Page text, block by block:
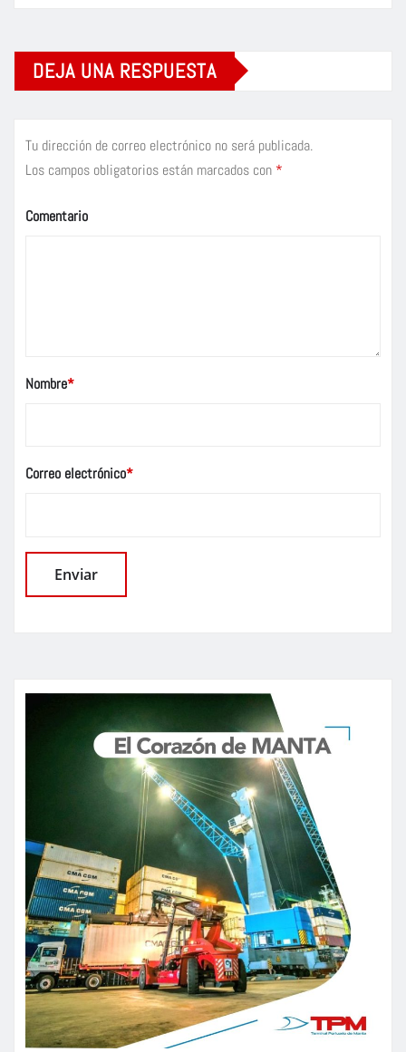
DEJA UNA RESPUESTA
Tu dirección de correo electrónico no será publicada.
Los campos obligatorios están marcados con *
Comentario
Nombre*
Correo electrónico*